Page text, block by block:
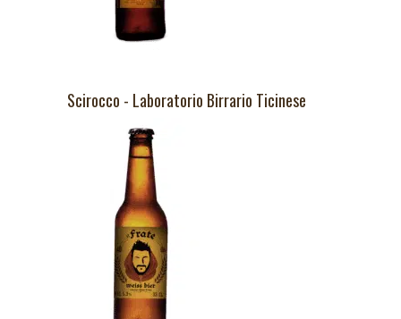
Scirocco - Laboratorio Birrario Ticinese